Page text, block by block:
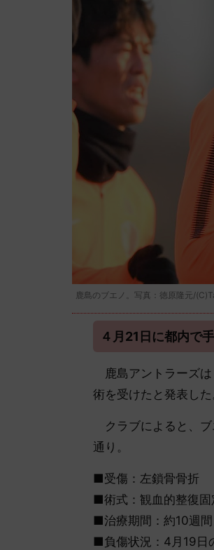
鹿島のブエノ。写真：徳原隆元/
４月21日に都内で
鹿島アントラーズは
術を受けたと発表し
クラブによると、ブ
通り。
■受傷：左鎖骨骨折
■術式：観血的整復固
■治療期間：約10週間
■負傷状況：4月19日